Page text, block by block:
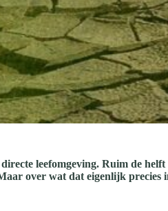
leefomgeving. Ruim de
over wat dat eigenlijk